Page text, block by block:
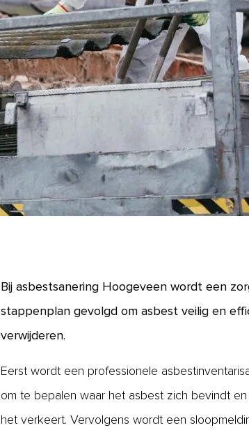
Bij asbestsanering Hoogeveen wordt een
stappenplan gevolgd om asbest veilig en
verwijderen.
Eerst wordt een professionele
om te bepalen waar het asbest zich bevindt
het verkeert. Vervolgens wordt een